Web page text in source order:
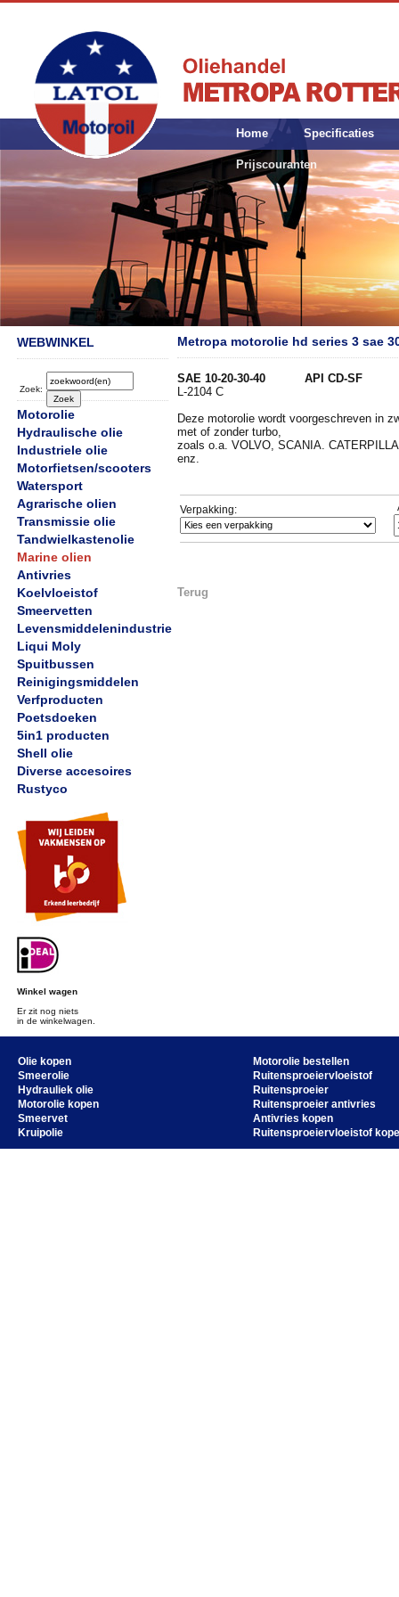
Home Specificaties
Prijscouranten
WEBWINKEL
Zoek:
Motorolie
Hydraulische olie
Industriele olie
Motorfietsen/scooters
Watersport
Agrarische olien
Transmissie olie
Tandwielkastenolie
Marine olien
Antivries
Koelvloeistof
Smeervetten
Levensmiddelenindustrie
Liqui Moly
Spuitbussen
Reinigingsmiddelen
Verfproducten
Poetsdoeken
5in1 producten
Shell olie
Diverse accesoires
Rustyco
Winkel wagen
Er zit nog niets
in de winkelwagen.
Metropa motorolie hd series 3 sae
SAE 10-20-30-40 API CD-SF
L-2104 C
Deze motorolie wordt voorgeschreven in
met of zonder turbo,
zoals o.a. VOLVO, SCANIA.
enz.
Verpakking:
Terug
Olie kopen
Smeerolie
Hydrauliek olie
Motorolie kopen
Smeervet
Kruipolie
Motorolie bestellen
Ruitensproeiervloeistof
Ruitensproeier
Ruitensproeier antivries
Antivries kopen
Ruitensproeiervloeistof